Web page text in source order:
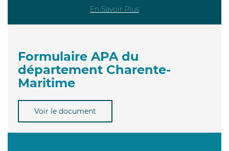
En Savoir Plus
Formulaire APA du
département Charente-
Maritime
Voir le document